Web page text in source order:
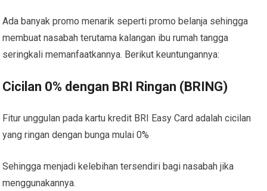
Ada banyak promo menarik seperti promo belanja sehingga
membuat nasabah terutama kalangan ibu rumah tangga
seringkali memanfaatkannya. Berikut keuntungannya:
Cicilan 0% dengan BRI Ringan (BRING)
Fitur unggulan pada kartu kredit BRI Easy Card adalah cicilan
yang ringan dengan bunga mulai 0%
Sehingga menjadi kelebihan tersendiri bagi nasabah jika
menggunakannya.